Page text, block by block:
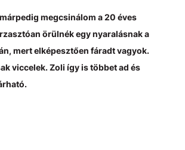
megcsinálom a 20 éves
örülnék egy nyaralásnak a
mert elképesztően fáradt vagyok.
viccelek. Zoli így is többet ad és